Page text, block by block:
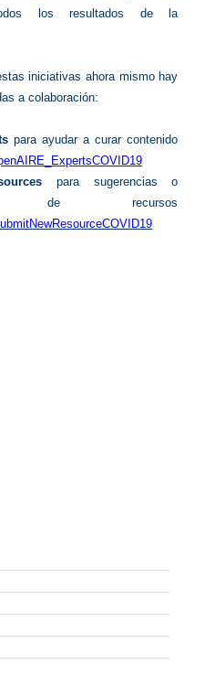
los resultados de la
iniciativas ahora mismo hay
a colaboración:
para ayudar a curar contenido
para sugerencias o
de recursos